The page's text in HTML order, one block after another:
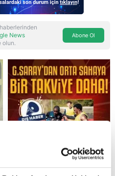
News
olun.
Abone Ol